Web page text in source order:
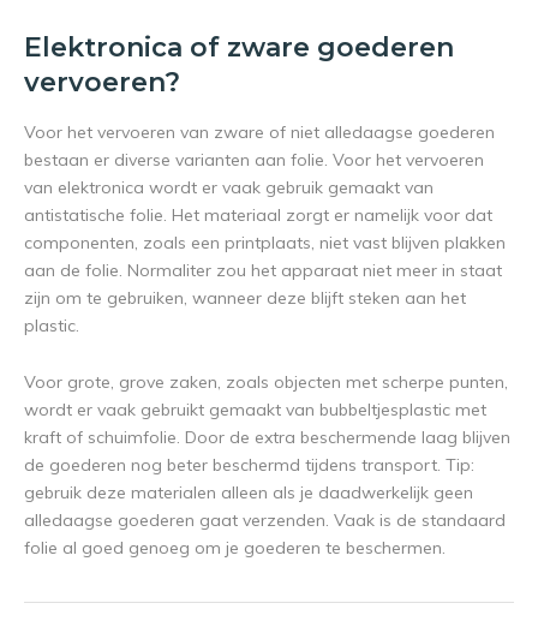
Elektronica of zware goederen
vervoeren?
Voor het vervoeren van zware of niet alledaagse goederen
bestaan er diverse varianten aan folie. Voor het vervoeren
van elektronica wordt er vaak gebruik gemaakt van
antistatische folie. Het materiaal zorgt er namelijk voor dat
componenten, zoals een printplaats, niet vast blijven plakken
aan de folie. Normaliter zou het apparaat niet meer in staat
zijn om te gebruiken, wanneer deze blijft steken aan het
plastic.
Voor grote, grove zaken, zoals objecten met scherpe punten,
wordt er vaak gebruikt gemaakt van bubbeltjesplastic met
kraft of schuimfolie. Door de extra beschermende laag blijven
de goederen nog beter beschermd tijdens transport. Tip:
gebruik deze materialen alleen als je daadwerkelijk geen
alledaagse goederen gaat verzenden. Vaak is de standaard
folie al goed genoeg om je goederen te beschermen.